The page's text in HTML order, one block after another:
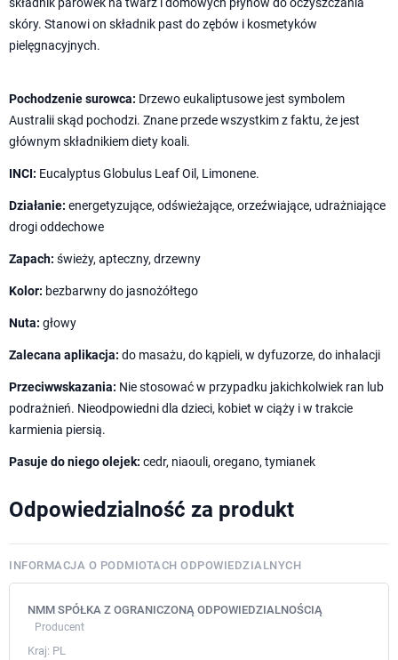
składnik parówek na twarz i domowych płynów do oczyszczania
skóry. Stanowi on składnik past do zębów i kosmetyków
pielęgnacyjnych.
Pochodzenie surowca: Drzewo eukaliptusowe jest symbolem
Australii skąd pochodzi. Znane przede wszystkim z faktu, że jest
głównym składnikiem diety koali.
INCI: Eucalyptus Globulus Leaf Oil, Limonene.
Działanie: energetyzujące, odświeżające, orzeźwiające, udrażniające
drogi oddechowe
Zapach: świeży, apteczny, drzewny
Kolor: bezbarwny do jasnożółtego
Nuta: głowy
Zalecana aplikacja: do masażu, do kąpieli, w dyfuzorze, do inhalacji
Przeciwwskazania: Nie stosować w przypadku jakichkolwiek ran lub
podrażnień. Nieodpowiedni dla dzieci, kobiet w ciąży i w trakcie
karmienia piersią.
Pasuje do niego olejek: cedr, niaouli, oregano, tymianek
Odpowiedzialność za produkt
INFORMACJA O PODMIOTACH ODPOWIEDZIALNYCH
NMM SPÓŁKA Z OGRANICZONĄ ODPOWIEDZIALNOŚCIĄ
Producent
Kraj: PL